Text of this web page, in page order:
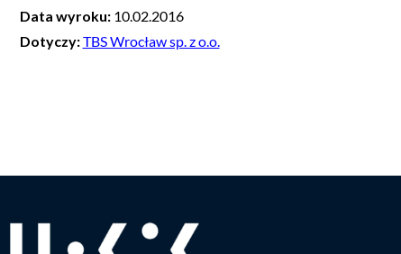
Data wyroku: 10.02.2016
Dotyczy:TBS Wrocław sp. z o.o.